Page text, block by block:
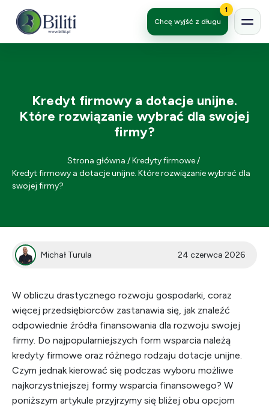
Chcę wyjść z długu
1
Kredyt firmowy a dotacje unijne.
Które rozwiązanie wybrać dla swojej
firmy?
Strona główna /Kredyty firmowe/
Kredyt firmowy a dotacje unijne. Które rozwiązanie wybrać dla
swojej firmy?
Michał Turula 24 czerwca 2026
W obliczu drastycznego rozwoju gospodarki, coraz
więcej przedsiębiorców zastanawia się, jak znaleźć
odpowiednie źródła finansowania dla rozwoju swojej
firmy. Do najpopularniejszych form wsparcia należą
kredyty firmowe oraz różnego rodzaju dotacje unijne.
Czym jednak kierować się podczas wyboru możliwe
najkorzystniejszej formy wsparcia finansowego? W
poniższym artykule przyjrzymy się bliżej obu opcjom